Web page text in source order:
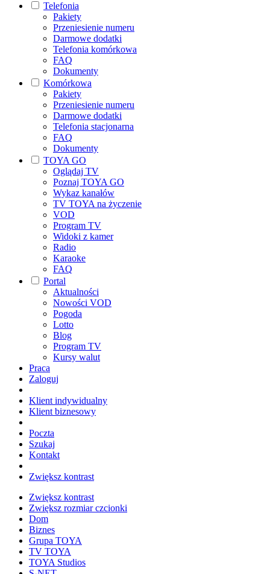
Telefonia
Pakiety
Przeniesienie numeru
Darmowe dodatki
Telefonia komórkowa
FAQ
Dokumenty
Komórkowa
Pakiety
Przeniesienie numeru
Darmowe dodatki
Telefonia stacjonarna
FAQ
Dokumenty
TOYA GO
Oglądaj TV
Poznaj TOYA GO
Wykaz kanałów
TV TOYA na życzenie
VOD
Program TV
Widoki z kamer
Radio
Karaoke
FAQ
Portal
Aktualności
Nowości VOD
Pogoda
Lotto
Blog
Program TV
Kursy walut
Praca
Zaloguj
Klient indywidualny
Klient biznesowy
Poczta
Szukaj
Kontakt
Zwiększ kontrast
Zwiększ kontrast
Zwiększ rozmiar czcionki
Dom
Biznes
Grupa TOYA
TV TOYA
TOYA Studios